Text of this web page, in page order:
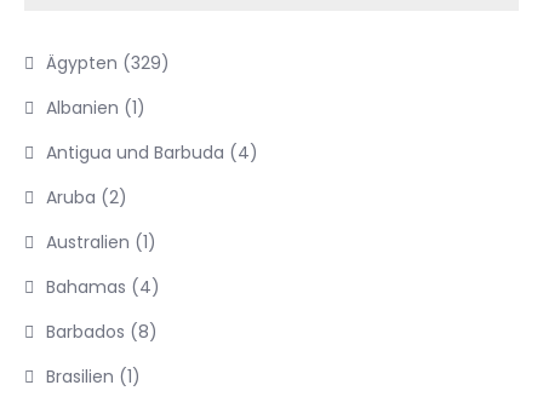
Ägypten (329)
Albanien (1)
Antigua und Barbuda (4)
Aruba (2)
Australien (1)
Bahamas (4)
Barbados (8)
Brasilien (1)